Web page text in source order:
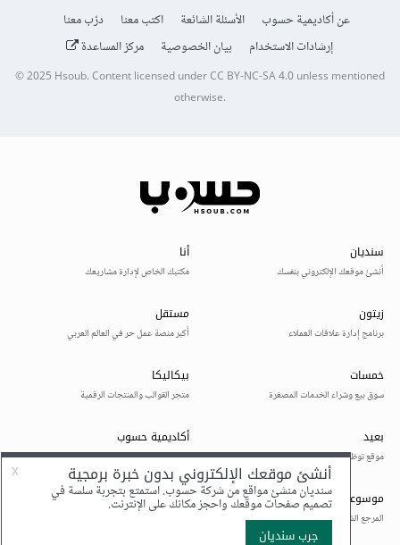
عن أكاديمية حسوب الأسئلة الشائعة اكتب معنا
درّب معنا
إرشادات الاستخدام
بيان الخصوصية مركز المساعدة
© 2025Hsoub.Content licensed underCC BY-NC-SA 4.0unless mentioned
otherwise.